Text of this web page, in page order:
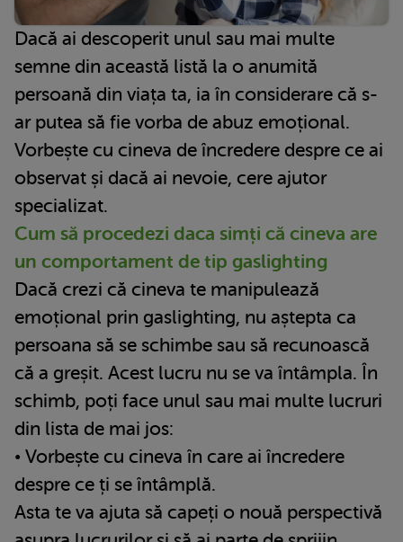
Dacă ai descoperit unul sau mai multe
semne din această listă la o anumită
persoană din viața ta, ia în considerare că s-
ar putea să fie vorba de abuz emoțional.
Vorbește cu cineva de încredere despre ce ai
observat și dacă ai nevoie, cere ajutor
specializat.
Cum să procedezi daca simți că cineva are
un comportament de tip gaslighting
Dacă crezi că cineva te manipulează
emoțional prin gaslighting, nu aștepta ca
persoana să se schimbe sau să recunoască
că a greșit. Acest lucru nu se va întâmpla. În
schimb, poți face unul sau mai multe lucruri
din lista de mai jos:
• Vorbește cu cineva în care ai încredere
despre ce ți se întâmplă.
Asta te va ajuta să capeți o nouă perspectivă